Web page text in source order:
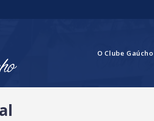
O Clube Gaúcho